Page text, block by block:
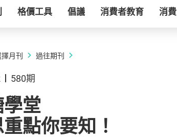
格價工具 倡議 消費者教育 消
月刊 過往期刊
580期
堂
點你要知！